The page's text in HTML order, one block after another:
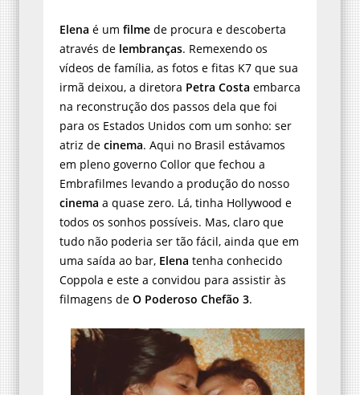
Elena é um filme de procura e descoberta
através de lembranças. Remexendo os
vídeos de família, as fotos e fitas K7 que sua
irmã deixou, a diretora Petra Costa embarca
na reconstrução dos passos dela que foi
para os Estados Unidos com um sonho: ser
atriz de cinema. Aqui no Brasil estávamos
em pleno governo Collor que fechou a
Embrafilmes levando a produção do nosso
cinema a quase zero. Lá, tinha Hollywood e
todos os sonhos possíveis. Mas, claro que
tudo não poderia ser tão fácil, ainda que em
uma saída ao bar, Elena tenha conhecido
Coppola e este a convidou para assistir às
filmagens de O Poderoso Chefão 3.